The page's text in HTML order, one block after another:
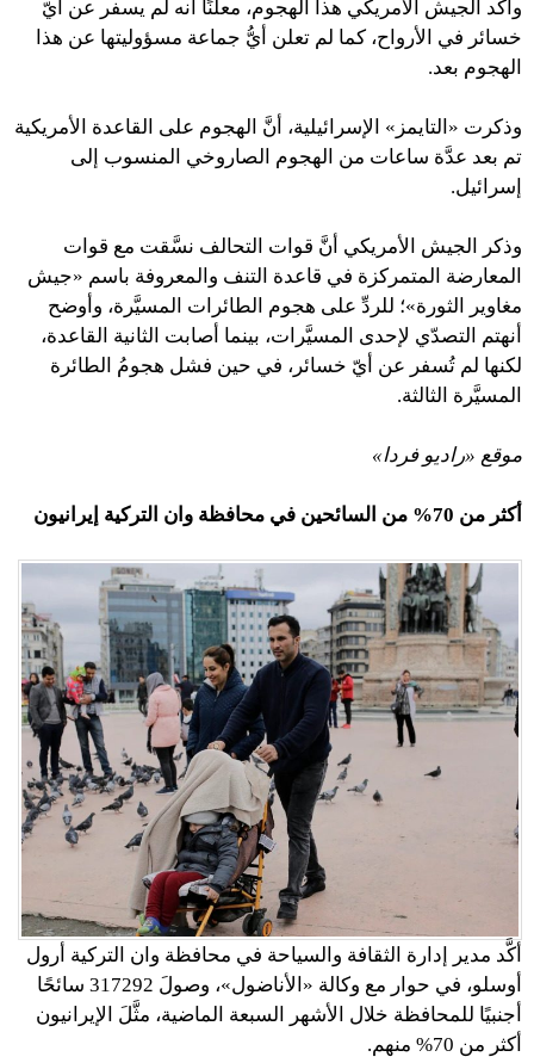
وأكَّد الجيش الأمريكي هذا الهجوم، معلنًا أنه لم يسفر عن أيّ
خسائر في الأرواح، كما لم تعلن أيُّ جماعة مسؤوليتها عن هذا
الهجوم بعد.
وذكرت «التايمز» الإسرائيلية، أنَّ الهجوم على القاعدة الأمريكية
تم بعد عدَّة ساعات من الهجوم الصاروخي المنسوب إلى
إسرائيل.
وذكر الجيش الأمريكي أنَّ قوات التحالف نسَّقت مع قوات
المعارضة المتمركزة في قاعدة التنف والمعروفة باسم «جيش
مغاوير الثورة»؛ للردِّ على هجوم الطائرات المسيَّرة، وأوضح
أنهتم التصدّي لإحدى المسيَّرات، بينما أصابت الثانية القاعدة،
لكنها لم تُسفر عن أيّ خسائر، في حين فشل هجومُ الطائرة
المسيَّرة الثالثة.
موقع «راديو فردا»
أكثر من 70% من السائحين في محافظة وان التركية إيرانيون
أكَّد مدير إدارة الثقافة والسياحة في محافظة وان التركية أرول
أوسلو، في حوار مع وكالة «الأناضول»، وصولَ 317292 سائحًا
أجنبيًا للمحافظة خلال الأشهر السبعة الماضية، مثَّلَ الإيرانيون
أكثر من 70% منهم.